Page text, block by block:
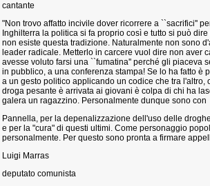
cantante
"Non trovo affatto incivile dover ricorrere a ``sacrifici''
Inghilterra la politica si fa proprio così e tutto si può
non esiste questa tradizione. Naturalmente non sono
leader radicale. Metterlo in carcere vuol dire non aver
avesse voluto farsi una ``fumatina'' perché gli piaceva
in pubblico, a una conferenza stampa! Se lo ha fatto
a un gesto politico applicando un codice che tra
droga pesante è arrivata ai giovani è colpa di chi ha
galera un ragazzino. Personalmente dunque sono con
Pannella, per la depenalizzazione dell'uso delle
e per la "cura" di questi ultimi. Come personaggio
personalmente. Per questo sono pronta a firmare
Luigi Marras
deputato comunista